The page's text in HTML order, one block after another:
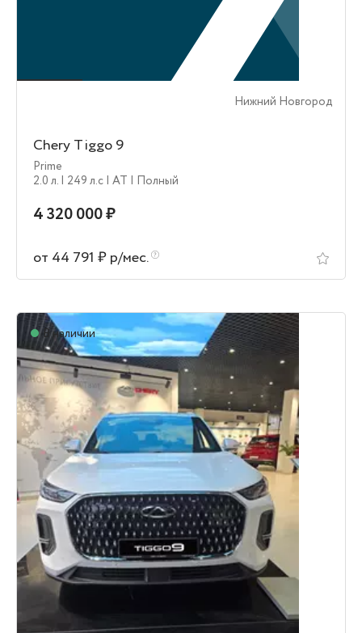
Нижний Новгород
Chery Tiggo 9
Prime
2.0 л. | 249 л.c | AT | Полный
4 320 000 ₽
от 44 791 ₽ р/мес.
В наличии